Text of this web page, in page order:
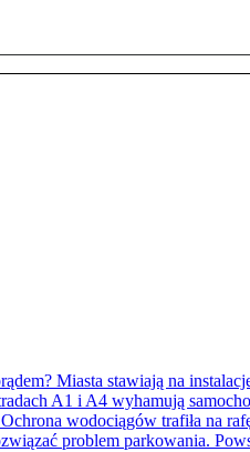
Miasta stawiają na
A1 i A4 wyhamują
wodociągów trafiła na
problem parkowania.